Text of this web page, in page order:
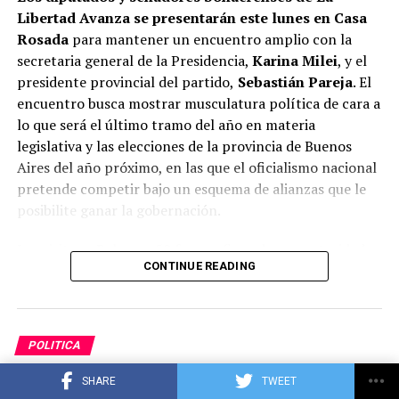
SHARE TWEET
Libertad Avanza se presentarán este lunes en Casa
Rosada para mantener un encuentro amplio con la
secretaria general de la Presidencia, Karina Milei, y el
presidente provincial del partido, Sebastián Pareja. El
encuentro busca mostrar musculatura política de cara a
lo que será el último tramo del año en materia
legislativa y las elecciones de la provincia de Buenos
Aires del año próximo, en las que el oficialismo nacional
pretende competir bajo un esquema de alianzas que le
posibilite ganar la gobernación.
Las visitas a Balcarce 50 fue confirmada por autoridades
nacionales y legisladores bonaerenses que asistirán al
habrá una primera reunión entre Karina y diferentes
miembros del Poder Ejecutivo con los senadores
provinciales y a las 17 habrá un segundo encuentro, esta
vez con los diputados.
CONTINUE READING
POLITICA
Cacace defendió la reforma sobre